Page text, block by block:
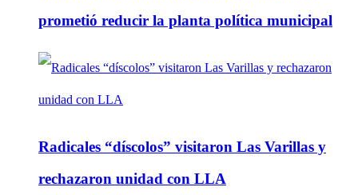
prometió reducir la planta política municipal
Radicales “díscolos” visitaron Las Varillas y
rechazaron unidad con LLA